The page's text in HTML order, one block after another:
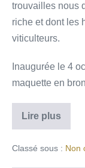
trouvailles nous
riche et dont les
viticulteurs.
Inaugurée le 4
maquette en
Lire plus
Classé sous : Non